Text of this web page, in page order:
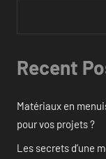
Recent
Matériaux en
pour vos projets ?
Les secrets d’une